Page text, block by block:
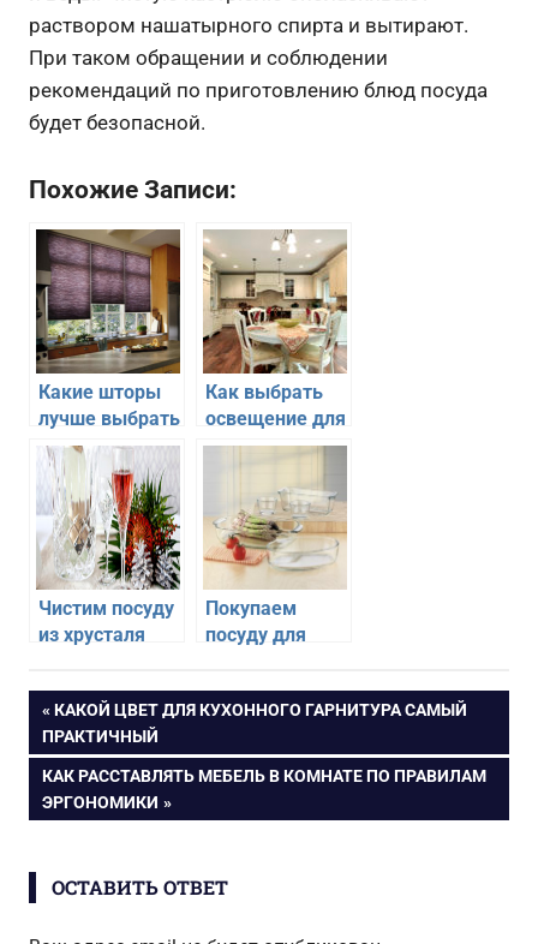
раствором нашатырного спирта и вытирают.
При таком обращении и соблюдении
рекомендаций по приготовлению блюд посуда
будет безопасной.
Похожие Записи:
Какие шторы
лучше выбрать
для кухни
Как выбрать
освещение для
кухни
Чистим посуду
из хрусталя
Покупаем
посуду для
печи
Навигация
по
записям
ПРЕДЫДУЩАЯ
ЗАПИСЬ:
КАКОЙ ЦВЕТ ДЛЯ КУХОННОГО ГАРНИТУРА САМЫЙ
ПРАКТИЧНЫЙ
СЛЕДУЮЩАЯ
ЗАПИСЬ:
КАК РАССТАВЛЯТЬ МЕБЕЛЬ В КОМНАТЕ ПО ПРАВИЛАМ
ЭРГОНОМИКИ
ОСТАВИТЬ ОТВЕТ